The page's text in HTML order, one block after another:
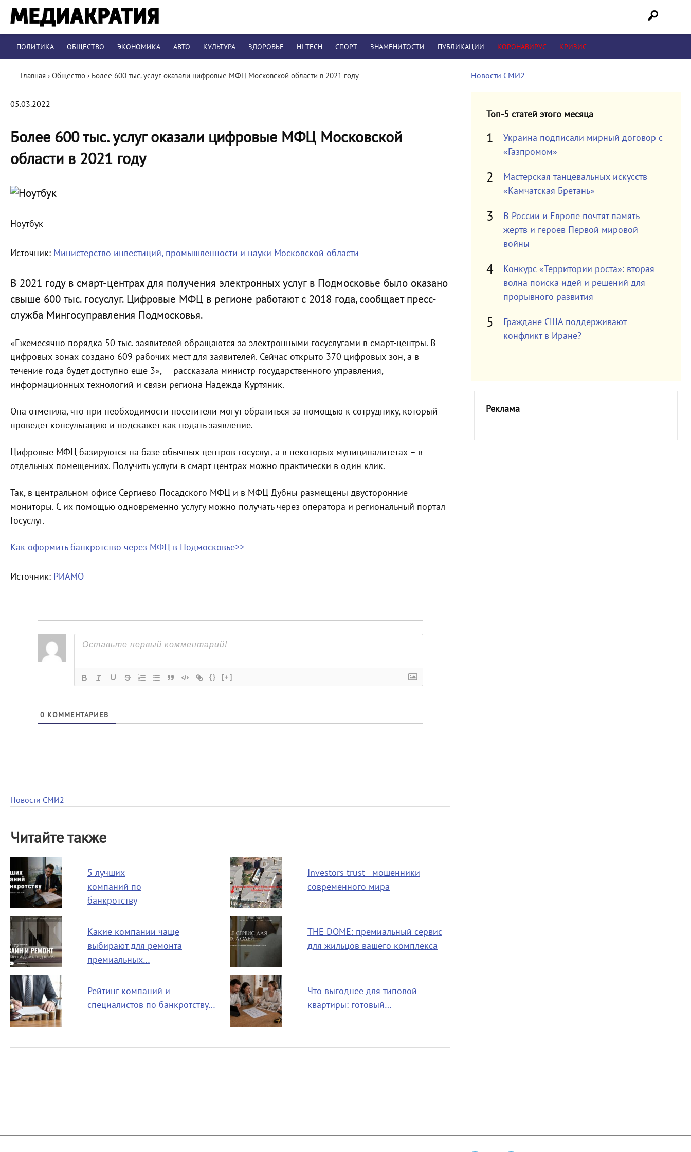
ПОЛИТИКА ОБЩЕСТВО ЭКОНОМИКА АВТО КУЛЬТУРА ЗДОРОВЬЕ HI-TECH СПОРТ ЗНАМЕНИТОСТИ ПУБЛИКАЦИИ КОРОНАВИРУС КРИЗИС
Главная › Общество › Более 600 тыс. услуг оказали цифровые МФЦ Московской области в 2021 году
05.03.2022
Более 600 тыс. услуг оказали цифровые МФЦ Московской
области в 2021 году
Ноутбук
Источник: Министерство инвестиций, промышленности и науки Московской области
В 2021 году в смарт-центрах для получения электронных услуг в Подмосковье было оказано
свыше 600 тыс. госуслуг. Цифровые МФЦ в регионе работают с 2018 года, сообщает пресс-
служба Мингосуправления Подмосковья.
«Ежемесячно порядка 50 тыс. заявителей обращаются за электронными госуслугами в смарт-центры. В
цифровых зонах создано 609 рабочих мест для заявителей. Сейчас открыто 370 цифровых зон, а в
течение года будет доступно еще 3», — рассказала министр государственного управления,
информационных технологий и связи региона Надежда Куртяник.
Она отметила, что при необходимости посетители могут обратиться за помощью к сотруднику, который
проведет консультацию и подскажет как подать заявление.
Цифровые МФЦ базируются на базе обычных центров госуслуг, а в некоторых муниципалитетах – в
отдельных помещениях. Получить услуги в смарт-центрах можно практически в один клик.
Так, в центральном офисе Сергиево-Посадского МФЦ и в МФЦ Дубны размещены двусторонние
мониторы. С их помощью одновременно услугу можно получать через оператора и региональный портал
Госуслуг.
Как оформить банкротство через МФЦ в Подмосковье>>
Источник: РИАМО
{} [+]
0 КОММЕНТАРИЕВ
Новости СМИ2
Читайте также
5 лучших
компаний по
банкротству
Investors trust - мошенники
современного мира
Какие компании чаще
выбирают для ремонта
премиальных…
THE DOME: премиальный сервис
для жильцов вашего комплекса
Рейтинг компаний и
специалистов по банкротству…
Что выгоднее для типовой
квартиры: готовый…
Новости СМИ2
Топ-5 статей этого месяца
Украина подписали мирный договор с
«Газпромом»
Мастерская танцевальных искусств
«Камчатская Бретань»
В России и Европе почтят память
жертв и героев Первой мировой
войны
Конкурс «Территории роста»: вторая
волна поиска идей и решений для
прорывного развития
Граждане США поддерживают
конфликт в Иране?
Реклама